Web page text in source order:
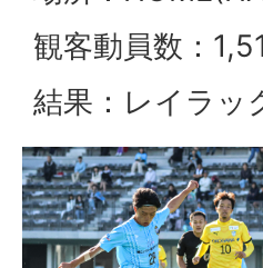
観客動員数：
結果：レイラッ